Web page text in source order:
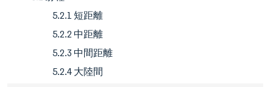
5.2.1 短距離
5.2.2 中距離
5.2.3 中間距離
5.2.4 大陸間